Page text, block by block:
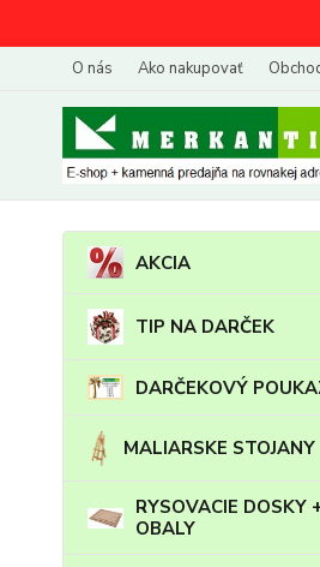
O nás Ako nakupovať
AKCIA
TIP NA DARČEK
DARČEKOVÝ
MALIARSKE STOJANY
RYSOVACIE DOSKY +
OBALY